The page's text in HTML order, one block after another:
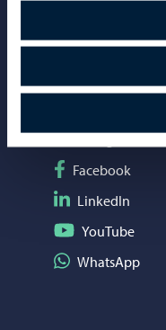
Somessa
Seuraa Instagram
Instagram
Seuraa Facebook
Facebook
Seuraa LinkedIn
LinkedIn
Seuraa YouTube
YouTube
Jaa WhatsApp
WhatsApp